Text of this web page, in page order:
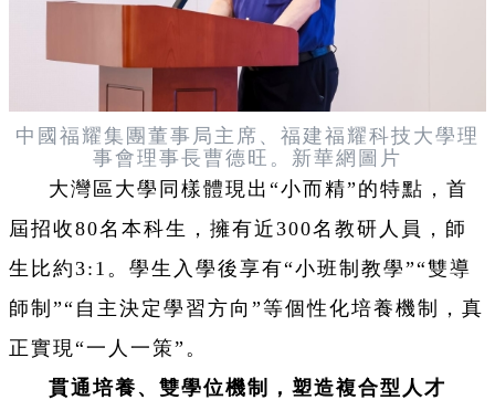
中國 福耀集團董事局主席、福建福耀科技大學理
事會理事長曹德旺。新華網圖片
大灣區大學同樣體現出“小而精”的特點，首
屆招收80名本科生，擁有近300名教研人員，師
生比約3:1。學生入學後享有“小班制教學”“雙導
師制”“自主決定學習方向”等個性化培養機制，真
正實現“一人一策”。
貫通培養、雙學位機制，塑造複合型人才